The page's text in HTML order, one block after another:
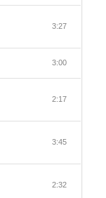
3:27
3:00
2:17
3:45
2:32